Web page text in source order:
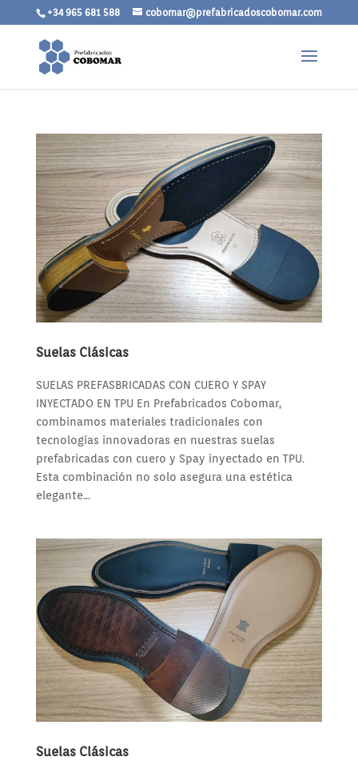
+34 965 681 588 cobomar@prefabricadoscobomar.com
Suelas Clásicas
SUELAS PREFASBRICADAS CON CUERO Y SPAY
INYECTADO EN TPU En Prefabricados Cobomar,
combinamos materiales tradicionales con
tecnologías innovadoras en nuestras suelas
prefabricadas con cuero y Spay inyectado en TPU.
Esta combinación no solo asegura una estética
elegante...
Suelas Clásicas